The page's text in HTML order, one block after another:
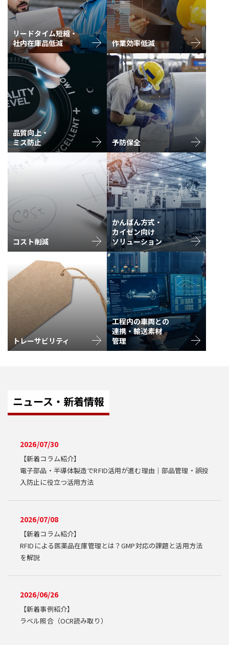
リードタイム短縮・
社内在庫品低減
作業効率低減
品質向上・
ミス防止
予防保全
コスト削減
かんばん方式・
カイゼン向け
ソリューション
トレーサビリティ
工程内の車両との
連携・輸送素材
管理
ニュース・新着情報
2026/07/30
【新着コラム紹介】
電子部品・半導体製造でRFID活用が進む理由｜部品管理・誤投
入防止に役立つ活用方法
2026/07/08
【新着コラム紹介】
RFIDによる医薬品在庫管理とは？GMP対応の課題と活用方法
を解説
2026/06/26
【新着事例紹介】
ラベル照合（OCR読み取り）